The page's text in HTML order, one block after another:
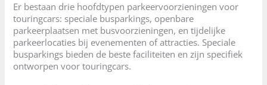
Er bestaan drie hoofdtypen parkeervoorzieningen voor
touringcars: speciale busparkings, openbare
parkeerplaatsen met busvoorzieningen, en tijdelijke
parkeerlocaties bij evenementen of attracties. Speciale
busparkings bieden de beste faciliteiten en zijn specifiek
ontworpen voor touringcars.